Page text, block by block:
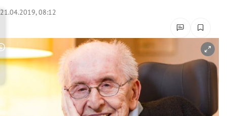
Untermenü
Untermenü
Untermenü
21.04.2019, 08:12
Copyright-Hinweis öffnen/schließen